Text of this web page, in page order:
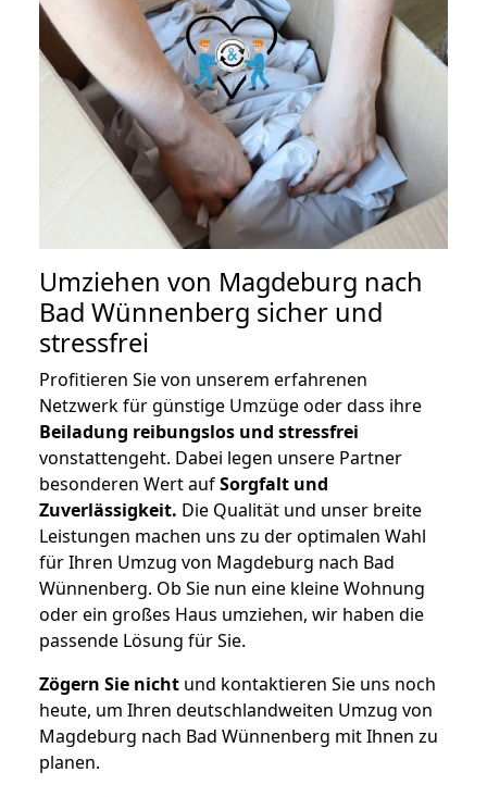
Umziehen von Magdeburg nach
Bad Wünnenberg sicher und
stressfrei
Profitieren Sie von unserem erfahrenen
Netzwerk für günstige Umzüge oder dass ihre
Beiladung reibungslos und stressfrei
vonstattengeht. Dabei legen unsere Partner
besonderen Wert aufSorgfalt und
Zuverlässigkeit. Die Qualität und unser breite
Leistungen machen uns zu der optimalen Wahl
für Ihren Umzug von Magdeburg nach Bad
Wünnenberg. Ob Sie nun eine kleine Wohnung
oder ein großes Haus umziehen, wir haben die
passende Lösung für Sie.
Zögern Sie nicht und kontaktieren Sie uns noch
heute, um Ihren deutschlandweiten Umzug von
Magdeburg nach Bad Wünnenberg mit Ihnen zu
planen.